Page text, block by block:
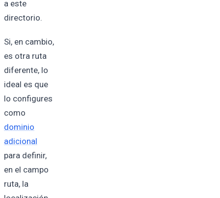
a este
directorio.
Si, en cambio,
es otra ruta
diferente, lo
ideal es que
lo configures
como
dominio
adicional
para definir,
en el campo
ruta, la